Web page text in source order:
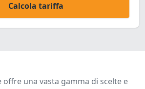
Calcola tariffa
offre una vasta gamma di scelte e